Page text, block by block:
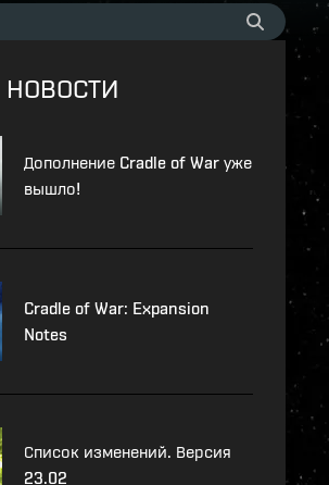
НОВОСТИ
Дополнение Cradle of War уже
вышло!
Cradle of War: Expansion
Notes
Список изменений. Версия
23.02